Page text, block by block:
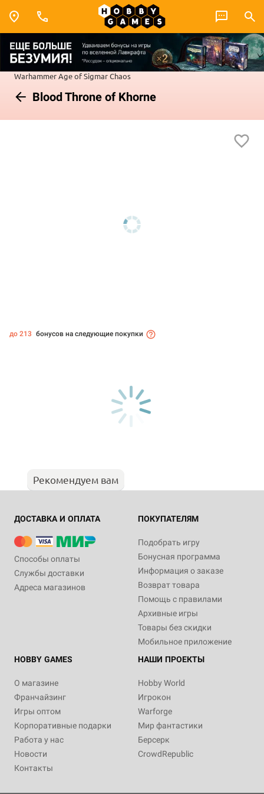
WarhammerAge of SigmarChaos
Blood Throne of Khorne
до 213 бонусов на следующие покупки
Рекомендуем вам
ДОСТАВКА И ОПЛАТА
Способы оплаты
Службы доставки
Адреса магазинов
ПОКУПАТЕЛЯМ
Подобрать игру
Бонусная программа
Информация о заказе
Возврат товара
Помощь с правилами
Архивные игры
Товары без скидки
Мобильное приложение
HOBBY GAMES
О магазине
Франчайзинг
Игры оптом
Корпоративные подарки
Работа у нас
Новости
Контакты
НАШИ ПРОЕКТЫ
Hobby World
Игрокон
Warforge
Мир фантастики
Берсерк
CrowdRepublic